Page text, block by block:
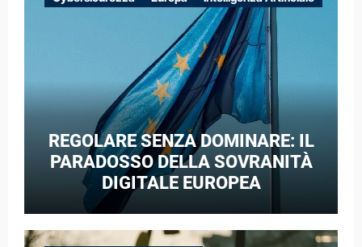
GUERRA IBRIDA
REGOLARE SENZA DOMINARE: IL
PARADOSSO DELLA SOVRANITÀ
DIGITALE EUROPEA